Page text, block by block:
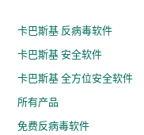
卡巴斯基 反病毒软件
卡巴斯基 安全软件
卡巴斯基 全方位安全软件
所有产品
免费反病毒软件